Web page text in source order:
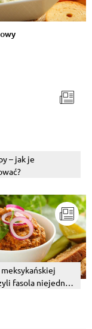
– jak je
fasola niejedno